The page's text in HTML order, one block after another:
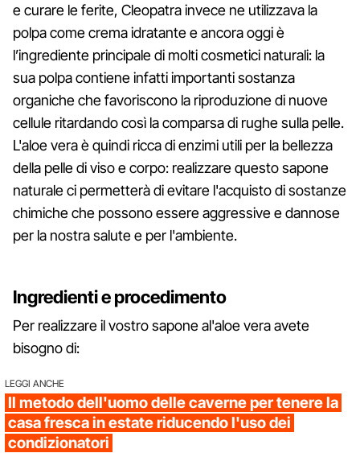
e curare le ferite, Cleopatra invece ne utilizzava la
polpa come crema idratante e ancora oggi è
l’ingrediente principale di molti cosmetici naturali: la
sua polpa contiene infatti importanti sostanza
organiche che favoriscono la riproduzione di nuove
cellule ritardando così la comparsa di rughe sulla pelle.
L'aloe vera è quindi ricca di enzimi utili per la bellezza
della pelle di viso e corpo: realizzare questo sapone
naturale ci permetterà di evitare l'acquisto di sostanze
chimiche che possono essere aggressive e dannose
per la nostra salute e per l'ambiente.
Ingredienti e procedimento
Per realizzare il vostro sapone al'aloe vera avete
bisogno di:
LEGGI ANCHE
Il metodo dell'uomo delle caverne per tenere la
casa fresca in estate riducendo l'uso dei
condizionatori